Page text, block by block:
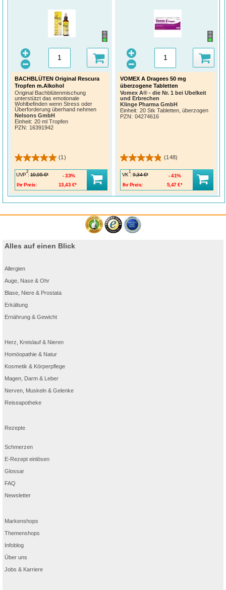
BACHBLÜTEN Original Rescura
Tropfen m.Alkohol
Original Bachblütenmischung
unterstützt das emotionale
Wohlbefinden wenn Stress oder
Überforderung überhand nehmen
Nelsons GmbH
Einheit: 20 ml Tropfen
PZN: 16391942
(1)
UVP
2
: 19,95 €*
Ihr Preis:
13,43 €*
33%
VOMEX A Dragees 50 mg
überzogene Tabletten
Vomex A® - die Nr. 1 bei Übelkeit
und Erbrechen
Klinge Pharma GmbH
Einheit: 20 Stk Tabletten, überzogen
PZN: 04274616
(148)
VK
1
: 9,34 €*
Ihr Preis:
5,47 €*
41%
Alles auf einen Blick
Allergien
Auge, Nase & Ohr
Blase, Niere & Prostata
Erkältung
Ernährung & Gewicht
Herz, Kreislauf & Nieren
Homöopathie & Natur
Kosmetik & Körperpflege
Magen, Darm & Leber
Nerven, Muskeln & Gelenke
Reiseapotheke
Rezepte
Schmerzen
E-Rezept einlösen
Glossar
FAQ
Newsletter
Markenshops
Themenshops
Infoblog
Über uns
Jobs & Karriere